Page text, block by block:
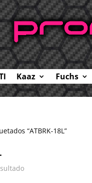
Kaaz Fuchs
“ATBRK-18L”